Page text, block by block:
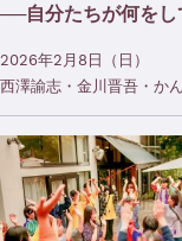
──自分たちが何をし
2026年2月8日（日）
西澤諭志・金川晋吾・か